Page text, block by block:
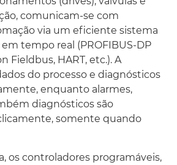
comunicam-se com
via um eficiente sistema
tempo real (PROFIBUS-DP
Fieldbus, HART, etc.). A
do processo e diagnósticos
enquanto alarmes,
diagnósticos são
somente quando
os controladores programáveis,